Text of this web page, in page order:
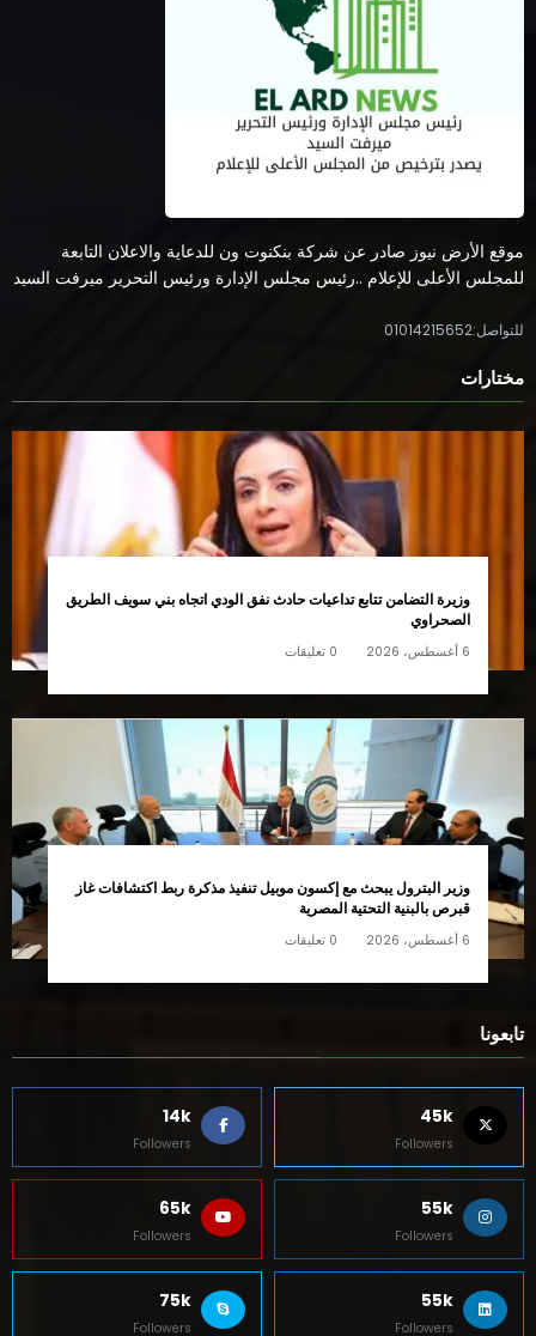
موقع الأرض نيوز صادر عن شركة بنكنوت ون للدعاية والاعلان التابعة
للمجلس الأعلى للإعلام ..رئيس مجلس الإدارة ورئيس التحرير ميرفت السيد
للتواصل:01014215652
مختارات
وزيرة التضامن تتابع تداعيات حادث نفق الودي اتجاه بني سويف الطريق
الصحراوي
6 أغسطس، 2026 0 تعليقات
وزير البترول يبحث مع إكسون موبيل تنفيذ مذكرة ربط اكتشافات غاز
قبرص بالبنية التحتية المصرية
6 أغسطس، 2026 0 تعليقات
تابعونا
45k
Followers
14k
Followers
55k
Followers
65k
Followers
55k
Followers
75k
Followers